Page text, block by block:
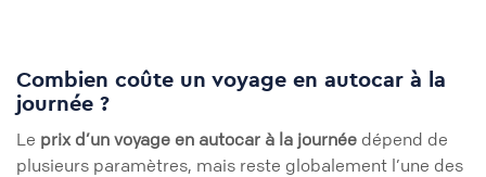
Combien coûte un voyage en autocar à la
journée ?
Le prix d’un voyage en autocar à la journée dépend de
plusieurs paramètres, mais reste globalement l’une des